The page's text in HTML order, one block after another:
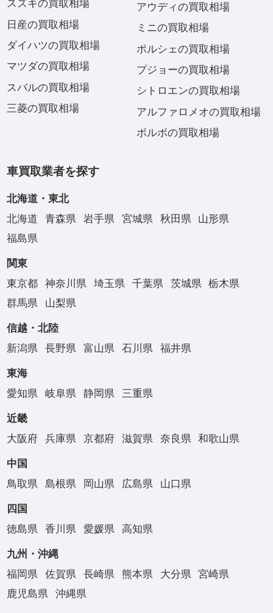
スズキの買取相場
日産の買取相場
ダイハツの買取相場
マツダの買取相場
スバルの買取相場
三菱の買取相場
アウディの買取相場
ミニの買取相場
ポルシェの買取相場
プジョーの買取相場
シトロエンの買取相場
アルファロメオの買取相場
ボルボの買取相場
車買取業者を探す
北海道・東北
北海道
青森県 岩手県 宮城県 秋田県
山形県
福島県
関東
東京都
神奈川県 埼玉県 千葉県 茨城県
栃木県
群馬県
山梨県
信越・北陸
新潟県
長野県 富山県 石川県 福井県
東海
愛知県
岐阜県 静岡県 三重県
近畿
大阪府
兵庫県 京都府 滋賀県 奈良県 和歌山県
中国
鳥取県
島根県 岡山県 広島県 山口県
四国
徳島県
香川県 愛媛県 高知県
九州・沖縄
福岡県
佐賀県 長崎県 熊本県 大分県
宮崎県
鹿児島県
沖縄県